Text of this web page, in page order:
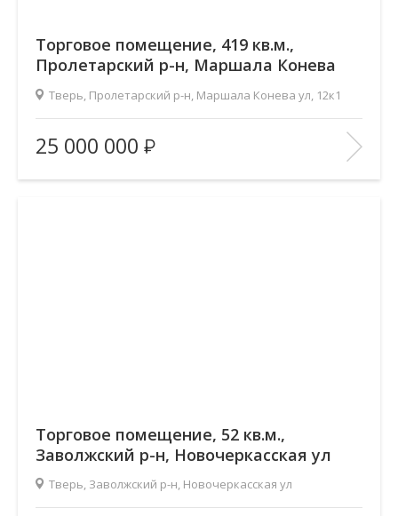
Торговое помещение, 419 кв.м.,
Пролетарский р-н, Маршала Конева
ул, 12к1
Тверь, Пролетарский р-н, Маршала Конева ул, 12к1
Площадь(общ. /жил. /кухня), м2:
419/—/—
Количество комнат:
—
Этаж:
3/3
25 000 000
Торговое помещение, 52 кв.м.,
Заволжский р-н, Новочеркасская ул
Тверь, Заволжский р-н, Новочеркасская ул